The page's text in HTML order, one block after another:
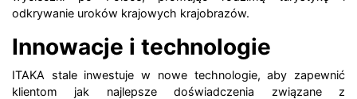
odkrywanie uroków krajowych krajobrazów.
Innowacje i technologie
ITAKA stale inwestuje w nowe technologie, aby zapewnić
klientom jak najlepsze doświadczenia związane z